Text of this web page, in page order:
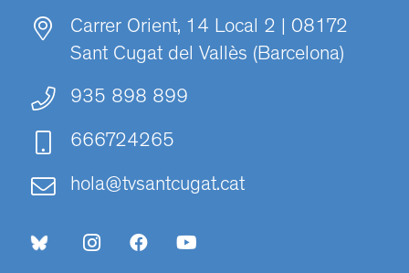
Carrer Orient, 14 Local 2 | 08172
Sant Cugat del Vallès (Barcelona)
935 898 899
666724265
hola@tvsantcugat.cat